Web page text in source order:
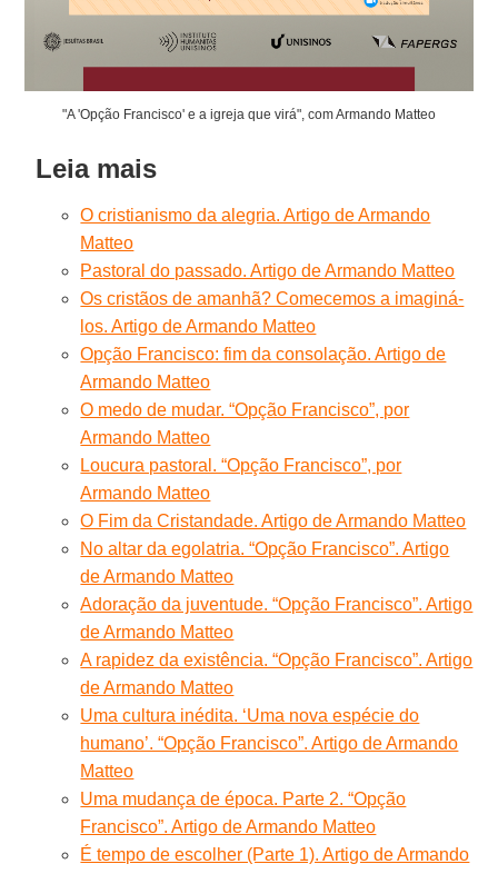
"A 'Opção Francisco' e a igreja que virá", com Armando Matteo
Leia mais
O cristianismo da alegria. Artigo de Armando
Matteo
Pastoral do passado. Artigo de Armando Matteo
Os cristãos de amanhã? Comecemos a imaginá-
los. Artigo de Armando Matteo
Opção Francisco: fim da consolação. Artigo de
Armando Matteo
O medo de mudar. “Opção Francisco”, por
Armando Matteo
Loucura pastoral. “Opção Francisco”, por
Armando Matteo
O Fim da Cristandade. Artigo de Armando Matteo
No altar da egolatria. “Opção Francisco”. Artigo
de Armando Matteo
Adoração da juventude. “Opção Francisco”. Artigo
de Armando Matteo
A rapidez da existência. “Opção Francisco”. Artigo
de Armando Matteo
Uma cultura inédita. ‘Uma nova espécie do
humano’. “Opção Francisco”. Artigo de Armando
Matteo
Uma mudança de época. Parte 2. “Opção
Francisco”. Artigo de Armando Matteo
É tempo de escolher (Parte 1). Artigo de Armando